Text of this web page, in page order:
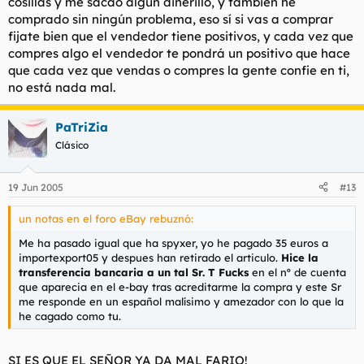
usuarios, y además es considerado un power seller, título con el
que eBay recompensa a sus vendedores más profesionales.
"Realizo envíos a Japón, Estados Unidos, China, Polonia... Pero
el comprador más curioso que he tenido fue un señor de
Madagascar. Tuve que enviarle el paquete a través de una
compañía privada de transportes porque en Correos no me
dejaban asegurarlo", recuerda.
Muy rentable. Javier López, madrileño de 36 años, ha
terminado cerrando su pequeña empresa dedicada al reparto
de publicidad a domicilio porque "el negocio de las subastas
algo más de cinco años se inició en el mundo de eBay gracias
a la sugerencia de un buen amigo. "Los discos no tienen un
precio establecido. Por ejemplo, hace poco subasté un single
de U2 por 500 dólares y a la semana siguiente vendí el mismo
tema por sólo 25. En el mundo de las subastas, los beneficios
muchas veces dependen de la competitividad y el afán de los
compradores", explica. Javier consigue desenvolverse en casa
gracias a la ayuda de su esposa, quien le ayuda a responder
unos 100 e-mails diarios, a embalar los envíos y a ordenar los
discos por categorías. "En mi casa ya no hay espacio para
muchos discos de los que no quiero deshacerme, y también
comprado sin ningún problema, eso sí si vas a comprar
fijate bien que el vendedor tiene positivos, y cada vez que
compres algo el vendedor te pondrá un positivo que hace
que cada vez que vendas o compres la gente confie en ti,
no está nada mal.
PaTriZia
Clásico
19 Jun 2005 #13
un notas en el foro eBay rebuznó:
Me ha pasado igual que ha spyxer, yo he pagado 35 euros a
importexport05 y despues han retirado el articulo. Hice la
transferencia bancaria a un tal Sr. T Fucks en el nº de cuenta
que aparecia en el e-bay tras acreditarme la compra y este Sr
me responde en un español malísimo y amezador con lo que la
he cagado como tu.
SI ES QUE EL SEÑOR YA DA MAL FARIO!